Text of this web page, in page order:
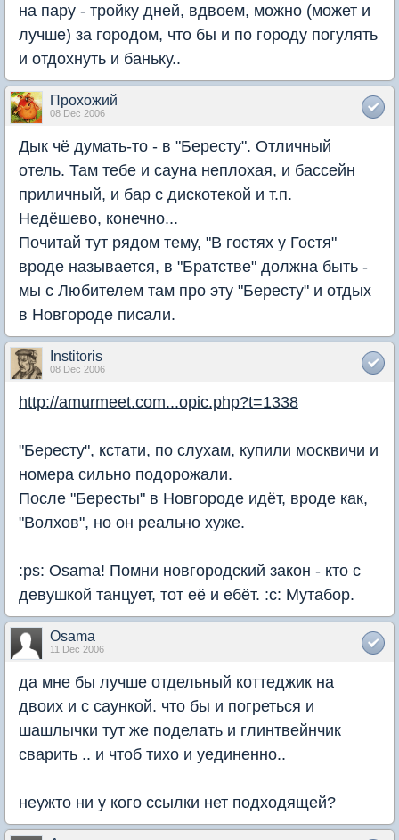
на пару - тройку дней, вдвоем, можно (может и
лучше) за городом, что бы и по городу погулять
и отдохнуть и баньку..
Прохожий
08 Dec 2006
Дык чё думать-то - в "Бересту". Отличный
отель. Там тебе и сауна неплохая, и бассейн
приличный, и бар с дискотекой и т.п.
Недёшево, конечно...
Почитай тут рядом тему, "В гостях у Гостя"
вроде называется, в "Братстве" должна быть -
мы с Любителем там про эту "Бересту" и отдых
в Новгороде писали.
Institoris
08 Dec 2006
http://amurmeet.com...opic.php?t=1338
"Бересту", кстати, по слухам, купили москвичи и
номера сильно подорожали.
После "Бересты" в Новгороде идёт, вроде как,
"Волхов", но он реально хуже.
:ps: Osama! Помни новгородский закон - кто с
девушкой танцует, тот её и ебёт. :c: Мутабор.
Osama
11 Dec 2006
да мне бы лучше отдельный коттеджик на
двоих и с саункой. что бы и погреться и
шашлычки тут же поделать и глинтвейнчик
сварить .. и чтоб тихо и уединенно..
неужто ни у кого ссылки нет подходящей?